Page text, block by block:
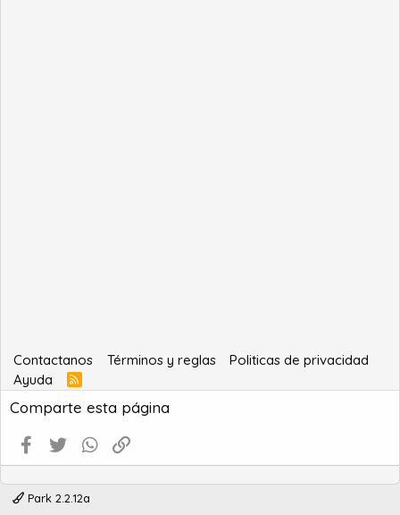
Contactanos Términos y reglas
Politicas de privacidad
Ayuda
R
S
S
Comparte esta página
Facebook
Twitter WhatsApp
Park 2.2.12a